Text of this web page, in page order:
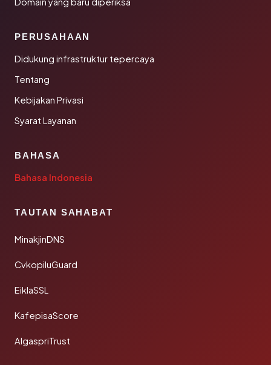
PERUSAHAAN
Didukung infrastruktur tepercaya
Tentang
Kebijakan Privasi
Syarat Layanan
BAHASA
Bahasa Indonesia
TAUTAN SAHABAT
MinakjinDNS
CvkopiluGuard
EiklaSSL
KafepisaScore
AlgaspriTrust